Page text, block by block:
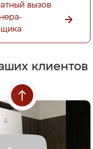
вызов
клиентов